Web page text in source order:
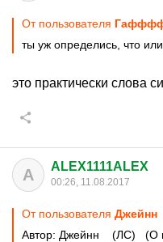
От пользователя
ты уж определись, что
это практически слова
A ALEX1111ALEX
00:26, 11.08.2017
От пользователя Джейнн
Автор: Джейнн (ЛС) (О